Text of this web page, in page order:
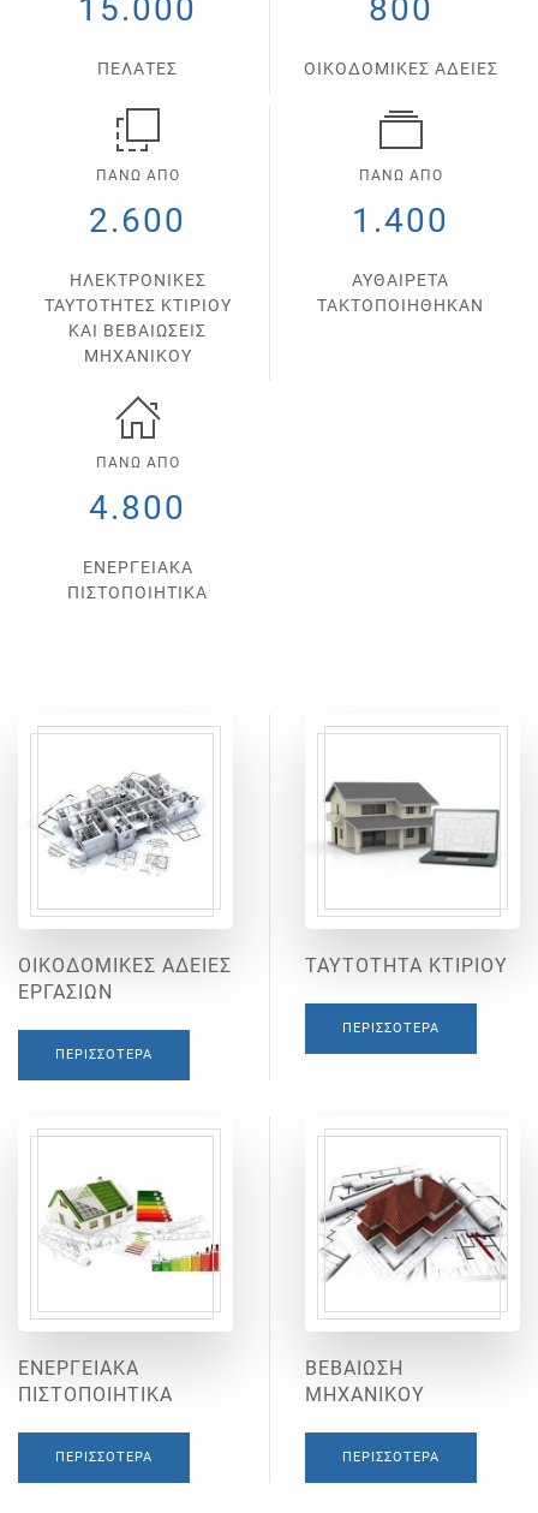
15.000
ΠΕΛΑΤΕΣ
800
ΟΙΚΟΔΟΜΙΚΕΣ ΑΔΕΙΕΣ
ΠΑΝΩ ΑΠΟ
2.600
ΗΛΕΚΤΡΟΝΙΚΕΣ
ΤΑΥΤΟΤΗΤΕΣ ΚΤΙΡΙΟΥ
ΚΑΙ ΒΕΒΑΙΩΣΕΙΣ
ΜΗΧΑΝΙΚΟΥ
ΠΑΝΩ ΑΠΟ
1.400
ΑΥΘΑΙΡΕΤΑ
ΤΑΚΤΟΠΟΙΗΘΗΚΑΝ
ΠΑΝΩ ΑΠΟ
4.800
ΕΝΕΡΓΕΙΑΚΑ
ΠΙΣΤΟΠΟΙΗΤΙΚΑ
ΟΙΚΟΔΟΜΙΚΕΣ ΑΔΕΙΕΣ
ΕΡΓΑΣΙΩΝ
ΠΕΡΙΣΣΌΤΕΡΑ
ΤΑΥΤΟΤΗΤΑ ΚΤΙΡΙΟΥ
ΠΕΡΙΣΣΌΤΕΡΑ
ΕΝΕΡΓΕΙΑΚΑ
ΠΙΣΤΟΠΟΙΗΤΙΚΑ
ΠΕΡΙΣΣΌΤΕΡΑ
ΒΕΒΑΙΩΣΗ
ΜΗΧΑΝΙΚΟΥ
ΠΕΡΙΣΣΌΤΕΡΑ